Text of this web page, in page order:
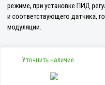
режиме, при установке ПИД
и соответствующего датчика,
модуляции.
Уточнить наличие